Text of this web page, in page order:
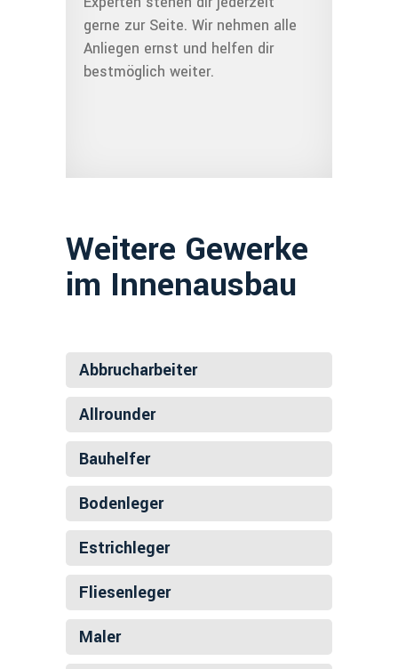
gerne zur Seite. Wir nehmen alle
Anliegen ernst und helfen dir
bestmöglich weiter.
Weitere Gewerke
im Innenausbau
Abbrucharbeiter
Allrounder
Bauhelfer
Bodenleger
Estrichleger
Fliesenleger
Maler